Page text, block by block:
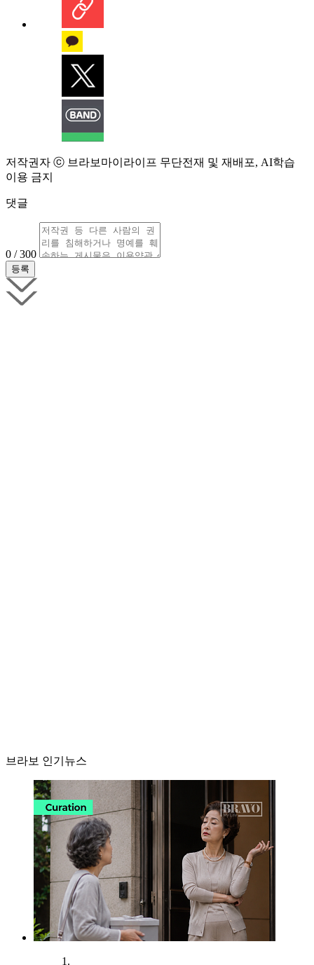
저작권자 ⓒ 브라보마이라이프 무단전재 및 재배포, AI학습
이용 금지
댓글
0 / 300
브라보 인기뉴스
1.